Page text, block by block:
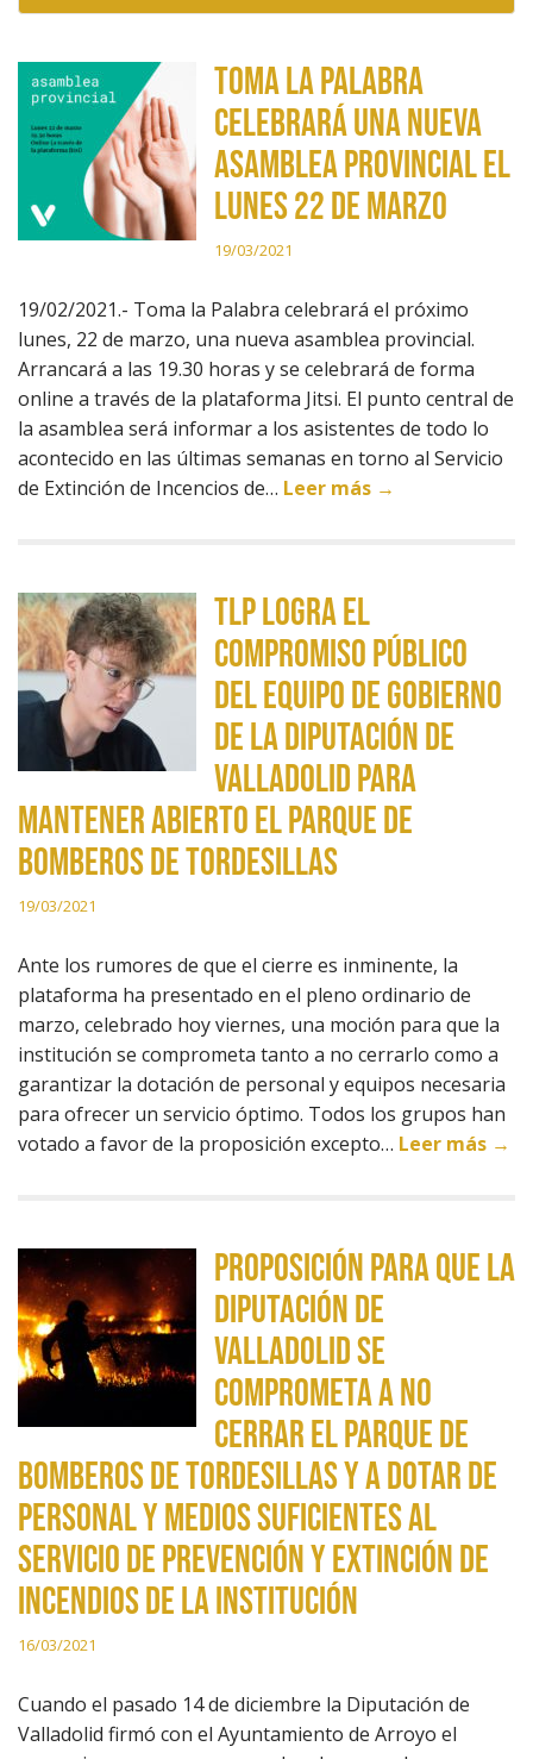
Toma la Palabra
celebrará una nueva
asamblea provincial el
lunes 22 de marzo
19/03/2021
19/02/2021.- Toma la Palabra celebrará el próximo
lunes, 22 de marzo, una nueva asamblea provincial.
Arrancará a las 19.30 horas y se celebrará de forma
online a través de la plataforma Jitsi. El punto central de
la asamblea será informar a los asistentes de todo lo
acontecido en las últimas semanas en torno al Servicio
de Extinción de Incencios de… Leer más →
TLP logra el
compromiso público
del equipo de gobierno
de la Diputación de
Valladolid para
mantener abierto el parque de
bomberos de Tordesillas
19/03/2021
Ante los rumores de que el cierre es inminente, la
plataforma ha presentado en el pleno ordinario de
marzo, celebrado hoy viernes, una moción para que la
institución se comprometa tanto a no cerrarlo como a
garantizar la dotación de personal y equipos necesaria
para ofrecer un servicio óptimo. Todos los grupos han
votado a favor de la proposición excepto… Leer más →
Proposición para que la
Diputación de
Valladolid se
comprometa a no
cerrar el parque de
bomberos de Tordesillas y a dotar de
personal y medios suficientes al
servicio de prevención y extinción de
incendios de la institución
16/03/2021
Cuando el pasado 14 de diciembre la Diputación de
Valladolid firmó con el Ayuntamiento de Arroyo el